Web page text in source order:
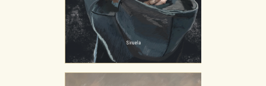
CONFIGURACIÓN DE COOKIES
HABILITAR TODO RECHAZAR TODO